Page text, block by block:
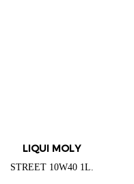
LIQUI MOLY
STREET 10W40 1L.